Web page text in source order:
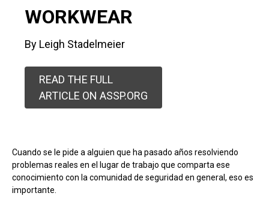
WORKWEAR
By Leigh Stadelmeier
READ THE FULL
ARTICLE ON ASSP.ORG
Cuando se le pide a alguien que ha pasado años resolviendo
problemas reales en el lugar de trabajo que comparta ese
conocimiento con la comunidad de seguridad en general, eso es
importante.